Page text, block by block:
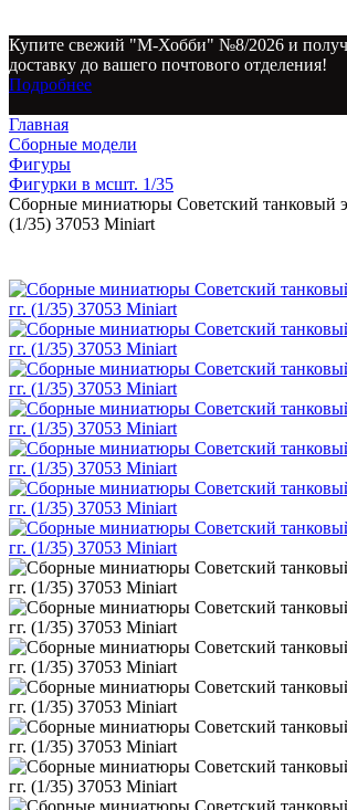
Купите свежий "М-Хобби" №8/2026 и
доставку до вашего почтового отделения!
Подробнее
Главная
Сборные модели
Фигуры
Фигурки в мсшт. 1/35
Сборные миниатюры Советский танковый
(1/35) 37053 Miniart